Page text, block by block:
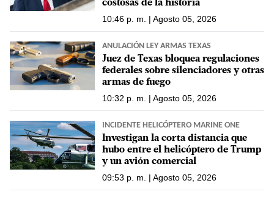
costosas de la historia
10:46 p. m. | Agosto 05, 2026
ANULACIÓN LEY ARMAS TEXAS
Juez de Texas bloquea regulaciones
federales sobre silenciadores y otras
armas de fuego
10:32 p. m. | Agosto 05, 2026
INCIDENTE HELICÓPTERO MARINE ONE
Investigan la corta distancia que
hubo entre el helicóptero de Trump
y un avión comercial
09:53 p. m. | Agosto 05, 2026